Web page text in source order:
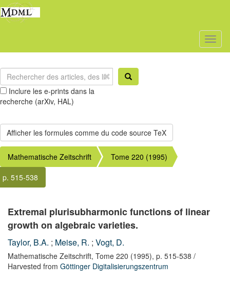
Inclure les e-prints dans la
recherche (arXiv, HAL)
Mathematische Zeitschrift
Tome 220 (1995)
p. 515-538
Extremal plurisubharmonic functions of linear
growth on algebraic varieties.
Taylor, B.A. ; Meise, R. ; Vogt, D.
Mathematische Zeitschrift, Tome 220 (1995), p. 515-538 /
Harvested from Göttinger Digitalisierungszentrum